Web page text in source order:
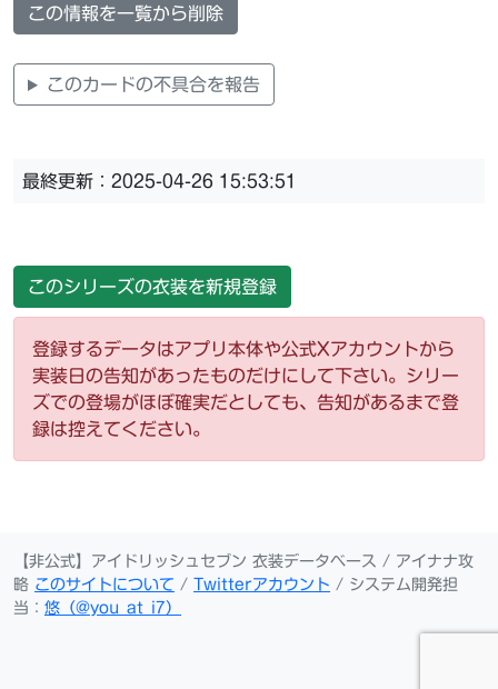
この情報を一覧から削除
このカードの不具合を報告
最終更新：2025-04-26 15:53:51
このシリーズの衣装を新規登録
登録するデータはアプリ本体や公式Xアカウントから
実装日の告知があったものだけにして下さい。シリー
ズでの登場がほぼ確実だとしても、告知があるまで登
録は控えてください。
【非公式】アイドリッシュセブン 衣装データベース / アイナナ攻
略 このサイトについて / Twitterアカウント / システム開発担
当： 悠（@you_at_i7）